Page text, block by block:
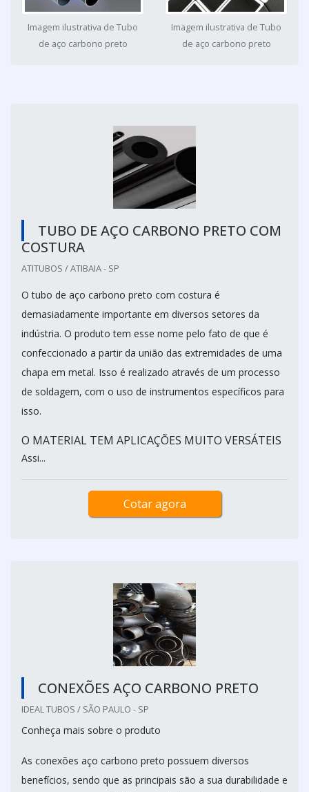
Imagem ilustrativa de Tubo
de aço carbono preto
Imagem ilustrativa de Tubo
de aço carbono preto
TUBO DE AÇO CARBONO PRETO COM
COSTURA
ATITUBOS / ATIBAIA - SP
O tubo de aço carbono preto com costura é
demasiadamente importante em diversos setores da
indústria. O produto tem esse nome pelo fato de que é
confeccionado a partir da união das extremidades de uma
chapa em metal. Isso é realizado através de um processo
de soldagem, com o uso de instrumentos específicos para
isso.
O MATERIAL TEM APLICAÇÕES MUITO VERSÁTEIS
Assi...
Cotar agora
CONEXÕES AÇO CARBONO PRETO
IDEAL TUBOS / SÃO PAULO - SP
Conheça mais sobre o produto
As conexões aço carbono preto possuem diversos
benefícios, sendo que as principais são a sua durabilidade e